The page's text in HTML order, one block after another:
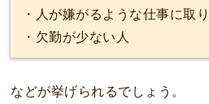
・人が嫌がるような仕事に取
・欠勤が少ない人
などが挙げられるでしょう。